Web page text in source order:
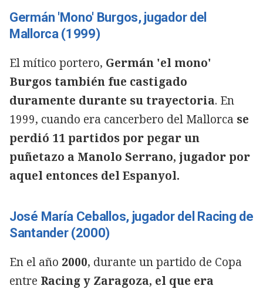
Germán 'Mono' Burgos, jugador del
Mallorca (1999)
El mítico portero, Germán 'el mono'
Burgos también fue castigado
duramente durante su trayectoria. En
1999, cuando era cancerbero del Mallorca se
perdió 11 partidos por pegar un
puñetazo a Manolo Serrano, jugador por
aquel entonces del Espanyol.
José María Ceballos, jugador del Racing de
Santander (2000)
En el año 2000, durante un partido de Copa
entre Racing y Zaragoza, el que era